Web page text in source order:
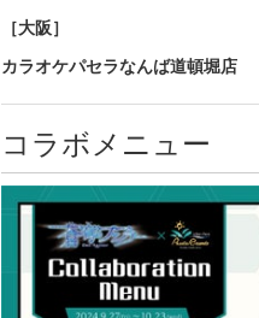
［大阪］
カラオケパセラなんば道頓堀店
コラボメニュー